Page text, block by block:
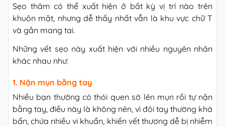
Sẹo thâm có thể xuất hiện ở bất kỳ vị trí nào trên
khuôn mặt, nhưng dễ thấy nhất vẫn là khu vực chữ T
và gần mang tai.
Những vết sẹo này xuất hiện với nhiều nguyên nhân
khác nhau như:
1. Nặn mụn bằng tay
Nhiều bạn thường có thói quen sờ lên mụn rồi tự nặn
bằng tay, điều này là không nên, vì đôi tay thường khá
bẩn, chứa nhiều vi khuẩn, khiến vết thương dễ bị nhiễm